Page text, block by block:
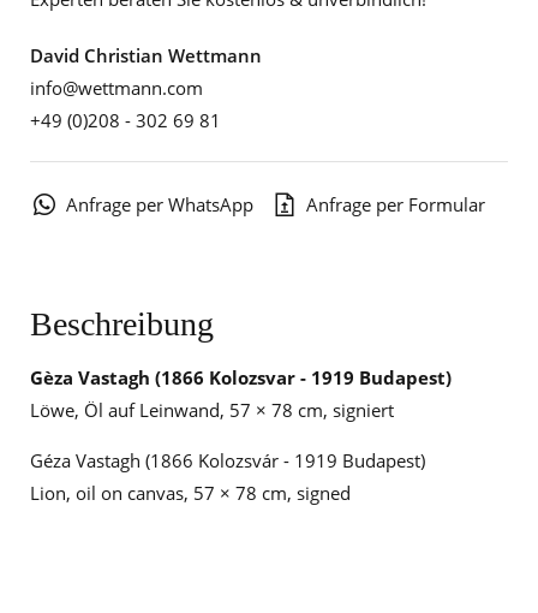
David Christian Wettmann
info@wettmann.com
+49 (0)208 - 302 69 81
Anfrage per WhatsApp Anfrage per Formular
Beschreibung
Gèza Vastagh (1866 Kolozsvar - 1919 Budapest)
Löwe, Öl auf Leinwand, 57 × 78 cm, signiert
Géza Vastagh (1866 Kolozsvár - 1919 Budapest)
Lion, oil on canvas, 57 × 78 cm, signed